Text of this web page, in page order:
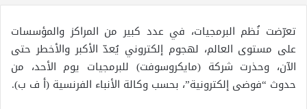
تعرّضت نُظم البرمجيات، في عدد كبير من المراكز والمؤسسات
على مستوى العالم، لهجوم إلكتروني يُعدّ الأكبر والأخطر حتى
الآن، وحذرت شركة (مايكروسوفت) للبرمجيات يوم الأحد، من
حدوث “فوضى إلكترونية”، بحسب وكالة الأنباء الفرنسية (أ ف ب).